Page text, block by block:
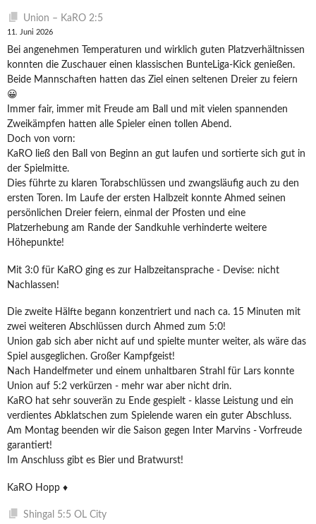
Union – KaRO 2:5
11. Juni 2026
Bei angenehmen Temperaturen und wirklich guten Platzverhältnissen
konnten die Zuschauer einen klassischen BunteLiga-Kick genießen.
Beide Mannschaften hatten das Ziel einen seltenen Dreier zu feiern
😀
Immer fair, immer mit Freude am Ball und mit vielen spannenden
Zweikämpfen hatten alle Spieler einen tollen Abend.
Doch von vorn:
KaRO ließ den Ball von Beginn an gut laufen und sortierte sich gut in
der Spielmitte.
Dies führte zu klaren Torabschlüssen und zwangsläufig auch zu den
ersten Toren. Im Laufe der ersten Halbzeit konnte Ahmed seinen
persönlichen Dreier feiern, einmal der Pfosten und eine
Platzerhebung am Rande der Sandkuhle verhinderte weitere
Höhepunkte!
Mit 3:0 für KaRO ging es zur Halbzeitansprache - Devise: nicht
Nachlassen!
Die zweite Hälfte begann konzentriert und nach ca. 15 Minuten mit
zwei weiteren Abschlüssen durch Ahmed zum 5:0!
Union gab sich aber nicht auf und spielte munter weiter, als wäre das
Spiel ausgeglichen. Großer Kampfgeist!
Nach Handelfmeter und einem unhaltbaren Strahl für Lars konnte
Union auf 5:2 verkürzen - mehr war aber nicht drin.
KaRO hat sehr souverän zu Ende gespielt - klasse Leistung und ein
verdientes Abklatschen zum Spielende waren ein guter Abschluss.
Am Montag beenden wir die Saison gegen Inter Marvins - Vorfreude
garantiert!
Im Anschluss gibt es Bier und Bratwurst!
KaRO Hopp ♦️
Shingal 5:5 OL City